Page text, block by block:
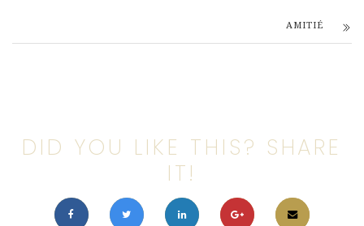
AMITIÉ
DID YOU LIKE THIS? SHARE
IT!